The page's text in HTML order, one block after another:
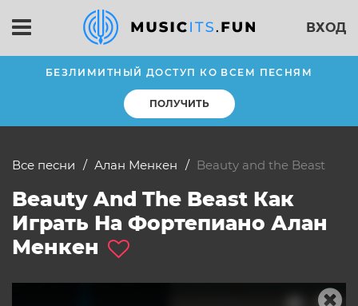
ВХОД
БЕЗЛИМИТНЫЙ ДОСТУП КО ВСЕМ ПЕСНЯМ
ПОЛУЧИТЬ
Все песни Алан Менкен Beauty and the Beast
Beauty And The Beast Как
Играть На Фортепиано Алан
Менкен